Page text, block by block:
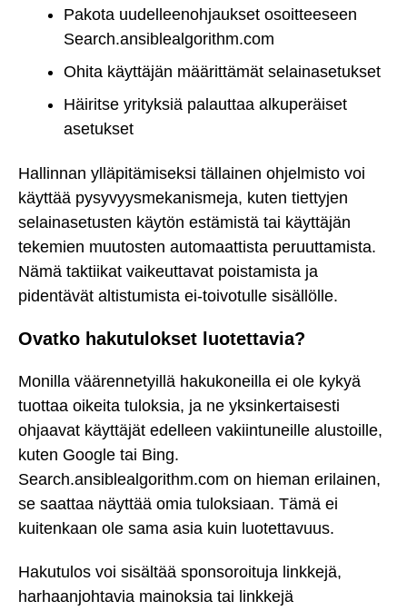
Pakota uudelleenohjaukset osoitteeseen
Search.ansiblealgorithm.com
Ohita käyttäjän määrittämät selainasetukset
Häiritse yrityksiä palauttaa alkuperäiset
asetukset
Hallinnan ylläpitämiseksi tällainen ohjelmisto voi
käyttää pysyvyysmekanismeja, kuten tiettyjen
selainasetusten käytön estämistä tai käyttäjän
tekemien muutosten automaattista peruuttamista.
Nämä taktiikat vaikeuttavat poistamista ja
pidentävät altistumista ei-toivotulle sisällölle.
Ovatko hakutulokset luotettavia?
Monilla väärennetyillä hakukoneilla ei ole kykyä
tuottaa oikeita tuloksia, ja ne yksinkertaisesti
ohjaavat käyttäjät edelleen vakiintuneille alustoille,
kuten Google tai Bing.
Search.ansiblealgorithm.com on hieman erilainen,
se saattaa näyttää omia tuloksiaan. Tämä ei
kuitenkaan ole sama asia kuin luotettavuus.
Hakutulos voi sisältää sponsoroituja linkkejä,
harhaanjohtavia mainoksia tai linkkejä